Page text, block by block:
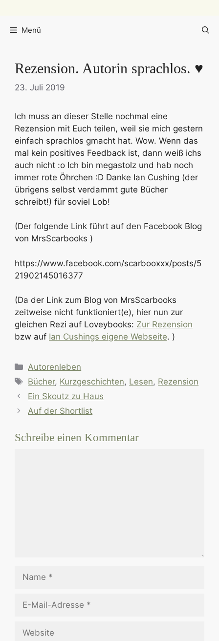
Menü
Rezension. Autorin sprachlos. ♥
23. Juli 2019
Ich muss an dieser Stelle nochmal eine
Rezension mit Euch teilen, weil sie mich gestern
einfach sprachlos gmacht hat. Wow. Wenn das
mal kein positives Feedback ist, dann weiß ichs
auch nicht :o Ich bin megastolz und hab noch
immer rote Öhrchen :D Danke Ian Cushing (der
übrigens selbst verdammt gute Bücher
schreibt!) für soviel Lob!
(Der folgende Link führt auf den Facebook Blog
von MrsScarbooks )
https://www.facebook.com/scarbooxxx/posts/5
21902145016377
(Da der Link zum Blog von MrsScarbooks
zeitweise nicht funktioniert(e), hier nun zur
gleichen Rezi auf Loveybooks: Zur Rezension
bzw auf Ian Cushings eigene Webseite. )
Kategorien
Autorenleben
Schlagwörter
Bücher, Kurzgeschichten, Lesen, Rezension
Ein Skoutz zu Haus
Auf der Shortlist
Schreibe einen Kommentar
Mail-